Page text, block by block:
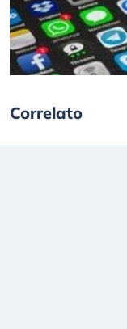
Correlato